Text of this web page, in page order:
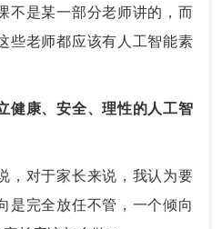
是某一部分老师讲的，而
些老师都应该有人工智能素
健康、安全、理性的人工智
对于家长来说，我认为要
是完全放任不管，一个倾向